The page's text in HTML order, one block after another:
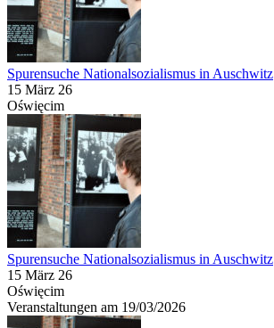
Spurensuche Nationalsozialismus in Auschwitz
15 März 26
Oświęcim
Spurensuche Nationalsozialismus in Auschwitz
15 März 26
Oświęcim
Veranstaltungen am 19/03/2026